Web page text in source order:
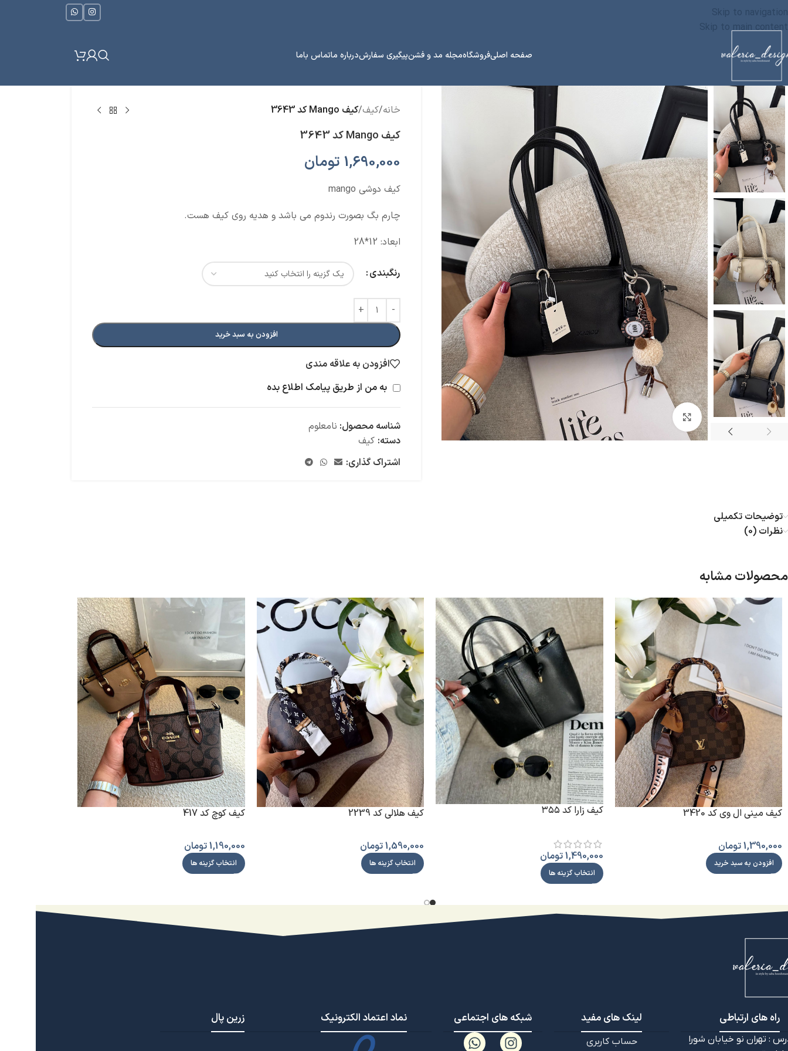
Skip to navigation
Skip to main content
صفحه اصلیفروشگاهمجله مد و فشنپیگیری سفارشدرباره ماتماس باما
بزرگنمایی تصویر
خانه/کیف/کیف Mango کد 3643
کیف Mango کد 3643
1,690,000 تومان
کیف دوشی mango
چارم بگ بصورت رندوم می باشد و هدیه روی کیف هست.
ابعاد: 12*28
رنگبندی
افزودن به سبد خرید
افزودن به علاقه مندی
به من از طریق پیامک اطلاع بده
شناسه محصول: نامعلوم
دسته: کیف
اشتراک گذاری:
توضیحات تکمیلی
نظرات (0)
محصولات مشابه
کیف مینی ال وی کد 3420
1,390,000تومان
افزودن به سبد خرید
کیف زارا کد ۳۵۵
1,490,000تومان
انتخاب گزینه ها
کیف هلالی کد 2239
1,590,000تومان
انتخاب گزینه ها
کیف کوچ کد 417
1,190,000تومان
انتخاب گزینه ها
راه های ارتباطی
: تهران نو خیابان شورا
لینک های مفید
حساب کاربری
شبکه های اجتماعی نماد اعتماد الکترونیک زرین پال